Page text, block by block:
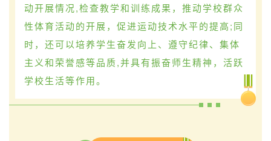
动开展情况,检查教学和训练成果，推动学校群众
性体育活动的开展，促进运动技术水平的提高;同
时，还可以培养学生奋发向上、遵守纪律、集体
主义和荣誉感等品质,并具有振奋师生精神，活跃
学校生活等作用。